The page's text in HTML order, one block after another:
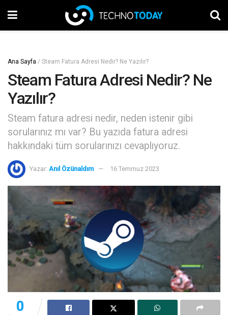
Ana Sayfa / Steam Fatura Adresi Nedir? Ne Yazılır?
Steam Fatura Adresi Nedir? Ne
Yazılır?
Steam fatura adresi nedir, neden istenir gibi
sorularınız mı var? Bu yazıda fatura adresi
hakkındaki tüm sorularınızı cevaplıyoruz.
Yazar: Anıl Özünaldım 16 Temmuz 2023
0